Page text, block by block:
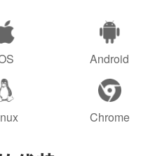
Android
Chrome